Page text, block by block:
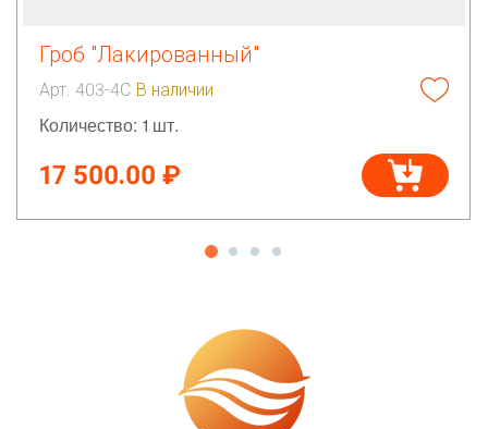
Гроб "Лакированный"
Арт. 403-4С В наличии
Количество: 1 шт.
17 500.00 ₽